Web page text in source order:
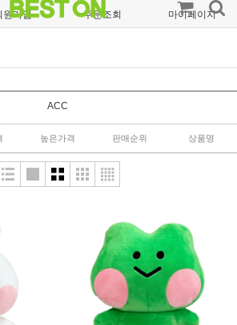
원가입 주문조회 마이페이지
ACC
높은가격 판매순위 상품명